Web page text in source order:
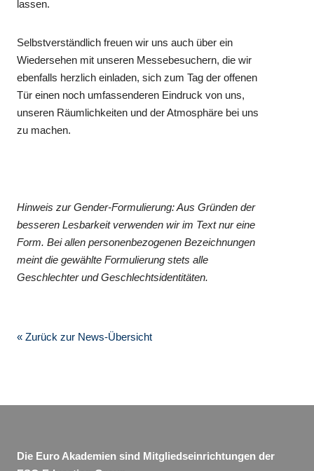
lassen.
Selbstverständlich freuen wir uns auch über ein
Wiedersehen mit unseren Messebesuchern, die wir
ebenfalls herzlich einladen, sich zum Tag der offenen
Tür einen noch umfassenderen Eindruck von uns,
unseren Räumlichkeiten und der Atmosphäre bei uns
zu machen.
Hinweis zur Gender-Formulierung: Aus Gründen der
besseren Lesbarkeit verwenden wir im Text nur eine
Form. Bei allen personenbezogenen Bezeichnungen
meint die gewählte Formulierung stets alle
Geschlechter und Geschlechtsidentitäten.
« Zurück zur News-Übersicht
Die Euro Akademien sind Mitgliedseinrichtungen der